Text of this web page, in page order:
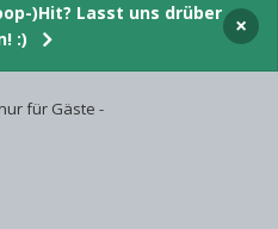
)Hit? Lasst uns drüber
:)
×
für Gäste -